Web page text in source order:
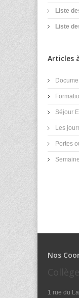
Liste
Liste
Articles
Séjour
Les
Portes
Nos
1 rue du